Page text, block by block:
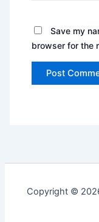
Save my
browser for the
Copyright ©